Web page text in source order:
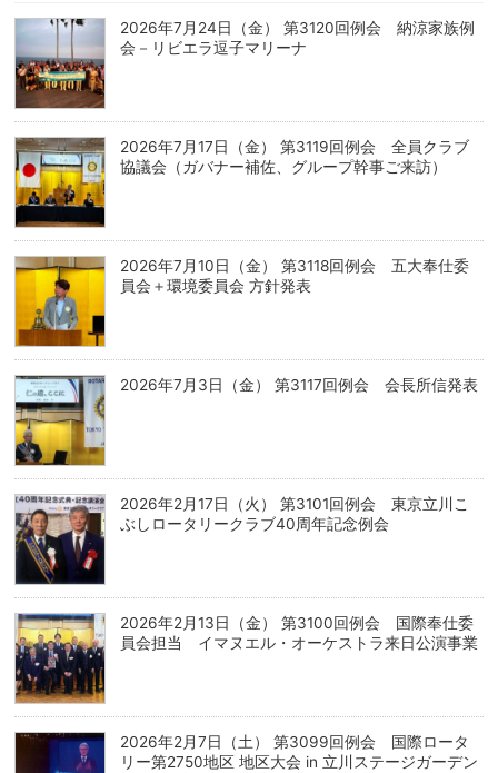
2026年7月24日（金） 第3120回例会 納涼家族例
会－リビエラ逗子マリーナ
2026年7月17日（金） 第3119回例会 全員クラブ
協議会（ガバナー補佐、グループ幹事ご来訪）
2026年7月10日（金） 第3118回例会 五大奉仕委
員会＋環境委員会 方針発表
2026年7月3日（金） 第3117回例会 会長所信発表
2026年2月17日（火） 第3101回例会 東京立川こ
ぶしロータリークラブ40周年記念例会
2026年2月13日（金） 第3100回例会 国際奉仕委
員会担当 イマヌエル・オーケストラ来日公演事業
2026年2月7日（土） 第3099回例会 国際ロータ
リー第2750地区 地区大会 in 立川ステージガーデン